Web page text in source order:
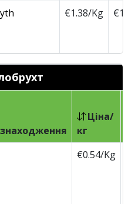
€1.38/Kg
Ціна/
кг
€0.54/Kg